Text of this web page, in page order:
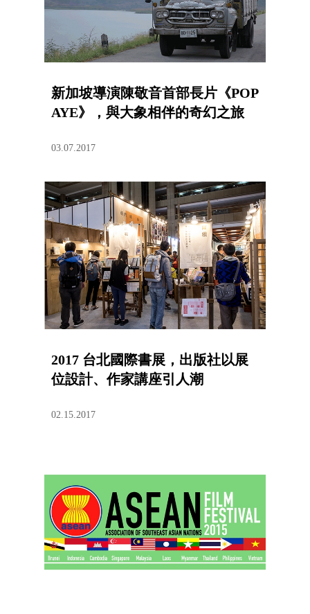
新加坡導演陳敬音首部長片《POP
AYE》，與大象相伴的奇幻之旅
03.07.2017
2017 台北國際書展，出版社以展
位設計、作家講座引人潮
02.15.2017